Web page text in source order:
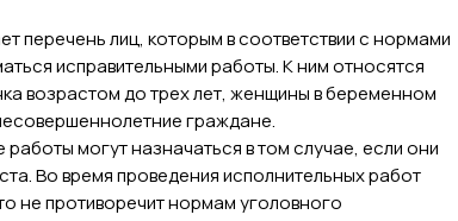
перечень лиц, которым в соответствии с нормами
исправительными работы. К ним относятся
возрастом до трех лет, женщины в беременном
граждане.
могут назначаться в том случае, если они
Во время проведения исполнительных работ
не противоречит нормам уголовного